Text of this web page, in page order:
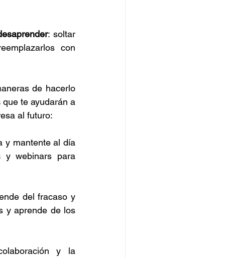
: soltar
con
de hacerlo
te ayudarán a
al futuro:
y mantente al día
y webinars para
del fracaso y
y aprende de los
y la